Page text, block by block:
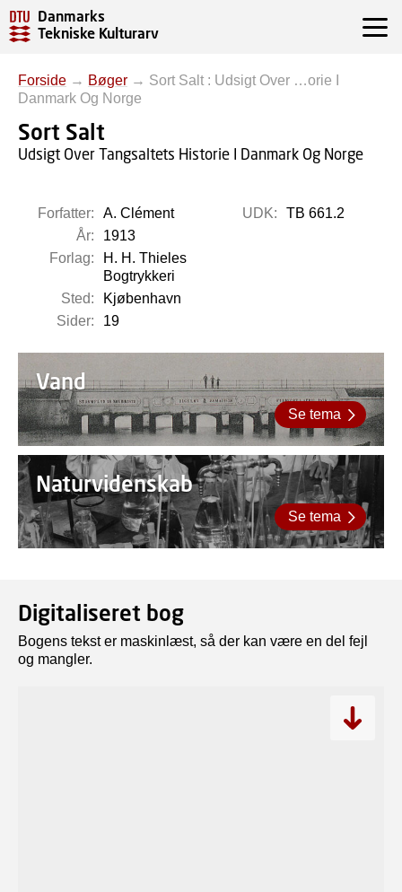
Danmarks
Tekniske Kulturarv
Forside → Bøger → Sort Salt : Udsigt Over …orie I
Danmark Og Norge
Sort Salt
Udsigt Over Tangsaltets Historie I Danmark Og Norge
Forfatter:
A. Clément
År:
1913
Forlag:
H. H. Thieles
Bogtrykkeri
Sted:
Kjøbenhavn
Sider:
19
UDK: TB 661.2
Vand
Se tema
Naturvidenskab
Se tema
Digitaliseret bog
Bogens tekst er maskinlæst, så der kan være en del fejl
og mangler.